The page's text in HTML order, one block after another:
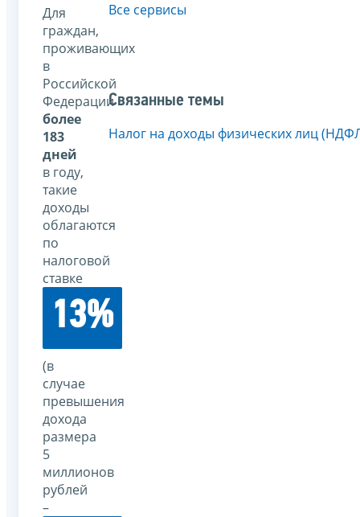
Для
граждан,
проживающих
в
Российской
Федерации
более
183
дней
в году,
такие
доходы
облагаются
по
налоговой
ставке
13%
(в
случае
превышения
дохода
размера
5
миллионов
рублей
–
Все сервисы
Связанные темы
Налог на доходы физических лиц